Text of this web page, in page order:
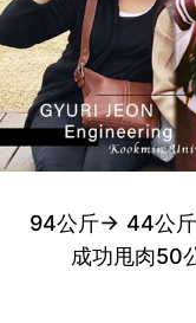
94公斤→ 44公斤
成功甩肉50